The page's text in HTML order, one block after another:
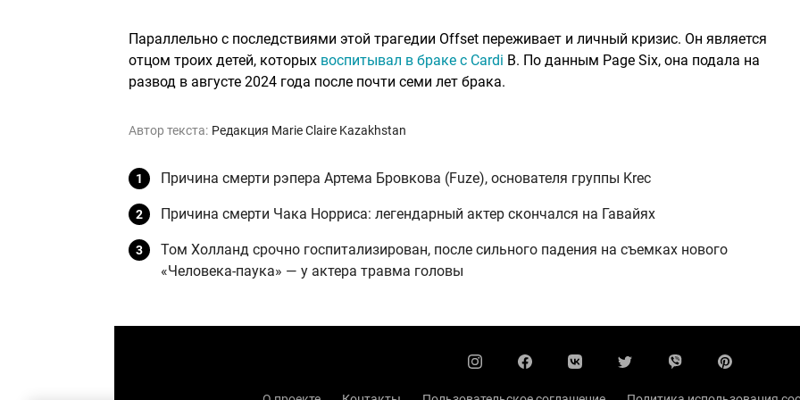
Параллельно с последствиями этой трагедии Offset переживает и личный кризис. Он является
отцом троих детей, которых воспитывал в браке с Cardi B. По данным Page Six, она подала на
развод в августе 2024 года после почти семи лет брака.​​​​​​​​​​​​​​​​
Автор текста: Редакция Marie Claire Kazakhstan
Причина смерти рэпера Артема Бровкова (Fuze), основателя группы Krec
Причина смерти Чака Норриса: легендарный актер скончался на Гавайях
Том Холланд срочно госпитализирован, после сильного падения на съемках нового
«Человека-паука» — у актера травма головы